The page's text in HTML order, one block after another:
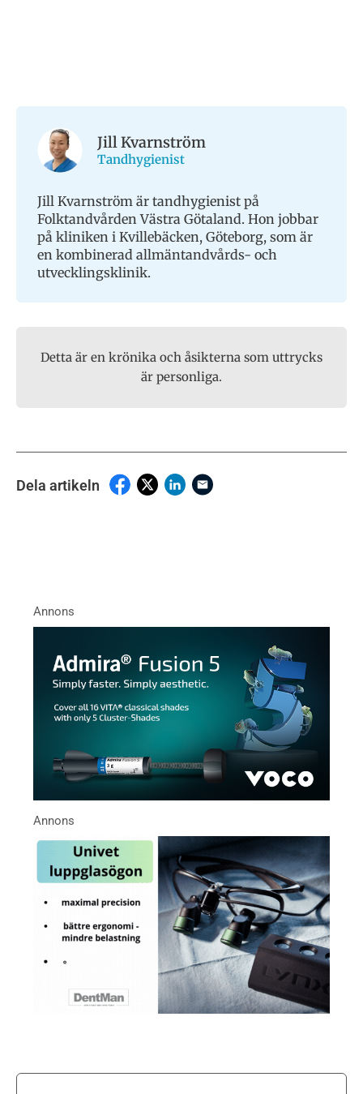
Jill Kvarnström
Tandhygienist
Jill Kvarnström är tandhygienist på
Folktandvården Västra Götaland. Hon jobbar
på kliniken i Kvillebäcken, Göteborg, som är
en kombinerad allmäntandvårds- och
utvecklingsklinik.
Detta är en krönika och åsikterna som uttrycks
är personliga.
Dela artikeln